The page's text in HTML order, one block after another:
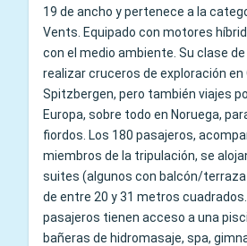
19 de ancho y pertenece a la
Vents. Equipado con motores
con el medio ambiente. Su clase
realizar cruceros de exploración en
Spitzbergen, pero también viajes
Europa, sobre todo en Noruega,
fiordos. Los 180 pasajeros,
miembros de la tripulación, se
suites (algunos con balcón/
de entre 20 y 31 metros
pasajeros tienen acceso a una
bañeras de hidromasaje, spa,